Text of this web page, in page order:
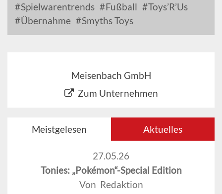
Spielwarentrends
Fußball
Toys’R’Us
Übernahme
Smyths Toys
Meisenbach GmbH
Zum Unternehmen
Meistgelesen Aktuelles
27.05.26
Tonies: „Pokémon“-Special Edition
Von Redaktion